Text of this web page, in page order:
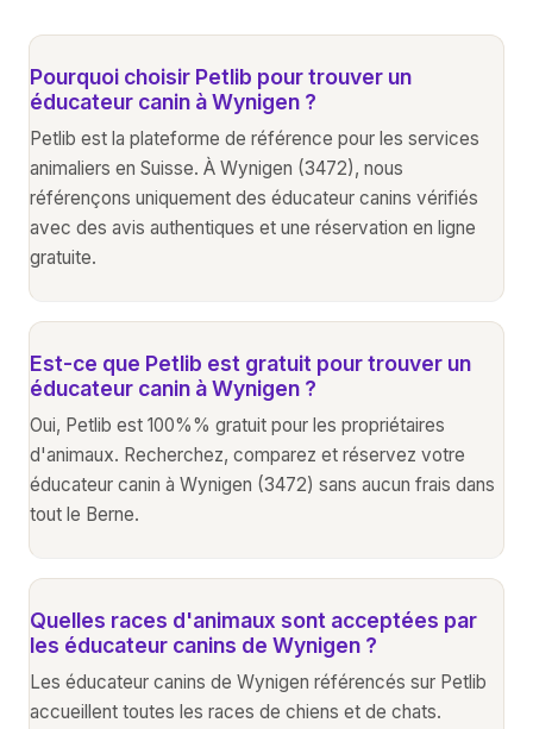
Pourquoi choisir Petlib pour trouver un
éducateur canin à Wynigen ?
Petlib est la plateforme de référence pour les services
animaliers en Suisse. À Wynigen (3472), nous
référençons uniquement des éducateur canins vérifiés
avec des avis authentiques et une réservation en ligne
gratuite.
Est-ce que Petlib est gratuit pour trouver un
éducateur canin à Wynigen ?
Oui, Petlib est 100%% gratuit pour les propriétaires
d'animaux. Recherchez, comparez et réservez votre
éducateur canin à Wynigen (3472) sans aucun frais dans
tout le Berne.
Quelles races d'animaux sont acceptées par
les éducateur canins de Wynigen ?
Les éducateur canins de Wynigen référencés sur Petlib
accueillent toutes les races de chiens et de chats.